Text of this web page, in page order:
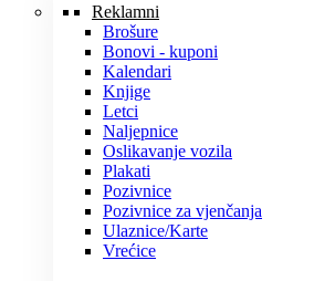
Reklamni
Brošure
Bonovi - kuponi
Kalendari
Knjige
Letci
Naljepnice
Oslikavanje vozila
Plakati
Pozivnice
Pozivnice za vjenčanja
Ulaznice/Karte
Vrećice